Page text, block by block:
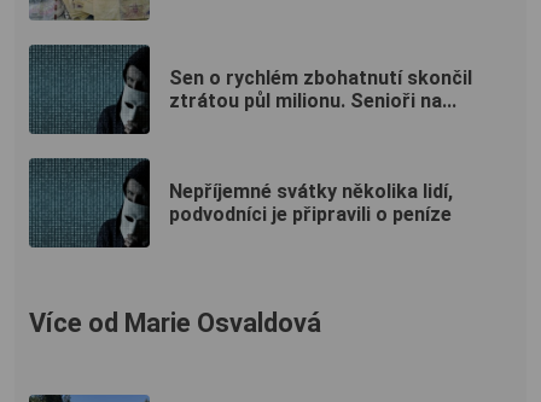
Sen o rychlém zbohatnutí skončil
ztrátou půl milionu. Senioři na...
Nepříjemné svátky několika lidí,
podvodníci je připravili o peníze
Více od Marie Osvaldová